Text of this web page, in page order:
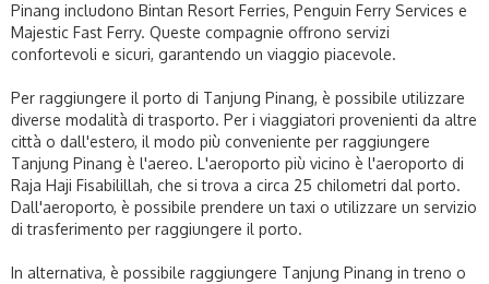
Pinang includono Bintan Resort Ferries, Penguin Ferry Services e
Majestic Fast Ferry. Queste compagnie offrono servizi
confortevoli e sicuri, garantendo un viaggio piacevole.
Per raggiungere il porto di Tanjung Pinang, è possibile utilizzare
diverse modalità di trasporto. Per i viaggiatori provenienti da altre
città o dall'estero, il modo più conveniente per raggiungere
Tanjung Pinang è l'aereo. L'aeroporto più vicino è l'aeroporto di
Raja Haji Fisabilillah, che si trova a circa 25 chilometri dal porto.
Dall'aeroporto, è possibile prendere un taxi o utilizzare un servizio
di trasferimento per raggiungere il porto.
In alternativa, è possibile raggiungere Tanjung Pinang in treno o